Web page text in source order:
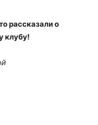
рассказали о
клубу!